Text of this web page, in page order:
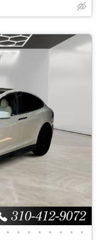
• • • • • • • •